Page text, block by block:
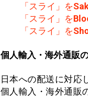
「スライ」を
「スライ」を
「スライ」を
個人輸入・海外通販
日本への配送に対応
個人輸入・海外通販